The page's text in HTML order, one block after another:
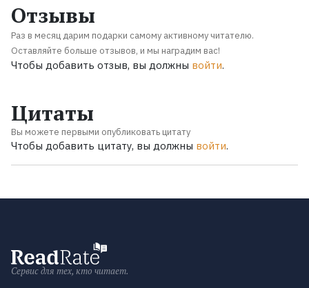
Отзывы
Раз в месяц дарим подарки самому активному читателю.
Оставляйте больше отзывов, и мы наградим вас!
Чтобы добавить отзыв, вы должны войти.
Цитаты
Вы можете первыми опубликовать цитату
Чтобы добавить цитату, вы должны войти.
Сервис для тех, кто читает.